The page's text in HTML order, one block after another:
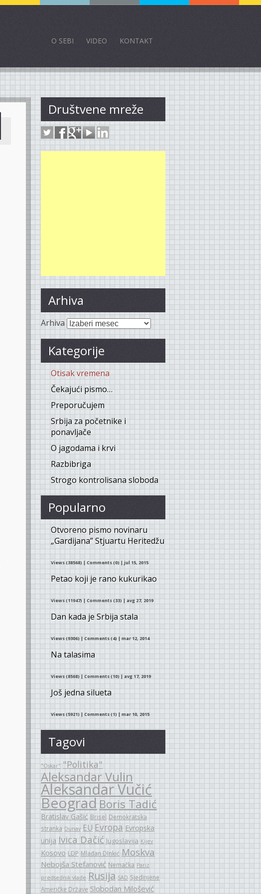
O SEBI VIDEO KONTAKT
Društvene mreže
Arhiva
Arhiva
Kategorije
Otisak vremena
Čekajući pismo…
Preporučujem
Srbija za početnike i
ponavljače
O jagodama i krvi
Razbibriga
Strogo kontrolisana sloboda
Popularno
Otvoreno pismo novinaru
„Gardijana” Stjuartu Heritedžu
Views (38568)|Comments (0)| jul 15, 2015
Petao koji je rano kukurikao
Views (11947)|Comments (33)| avg 27, 2019
Dan kada je Srbija stala
Views (9306)|Comments (4)| mar 12, 2014
Na talasima
Views (8568) | Comments (10) | avg 17, 2019
Još jedna silueta
Views (5921)|Comments (1)| mar 10, 2015
Tagovi
"Oskar" "Politika"
Aleksandar Vulin
Aleksandar Vučić
BeogradBoris Tadić
Bratislav Gašić Brisel Demokratska
stranka Dunav EU Evropa Evropska
unija Ivica Dačić Jugoslavija Kijev
Kosovo LDP Mlađan DInkić Moskva
Nebojša Stefanović Nemačka Pariz
predsednik vlade Rusija SAD Sjedinjene
Američke Države Slobodan Milošević